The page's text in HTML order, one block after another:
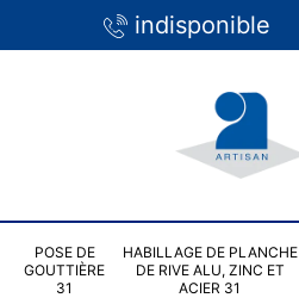
indisponible
POSE DE
GOUTTIÈRE
31
HABILLAGE DE PLANCHE
DE RIVE ALU, ZINC ET
ACIER 31